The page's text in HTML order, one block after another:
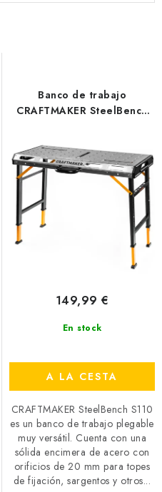
Banco de trabajo
CRAFTMAKER SteelBench
En stock
149,99 €
A LA CESTA
CRAFTMAKER SteelBench S110
es un banco de trabajo plegable
muy versátil. Cuenta con una
sólida encimera de acero con
orificios de 20 mm para topes
de fijación, sargentos y otros...